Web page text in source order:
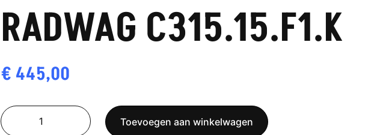
RADWAG C315.15.F1.K
€ 445,00
RADWAG
C315.15.F1.K
Toevoegen aan winkelwagen